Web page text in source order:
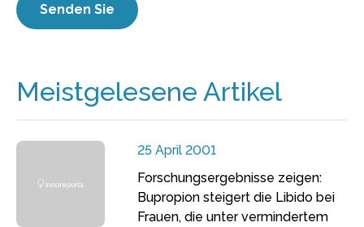
Meistgelesene Artikel
25 April 2001
Forschungsergebnisse zeigen:
Bupropion steigert die Libido bei
Frauen, die unter vermindertem